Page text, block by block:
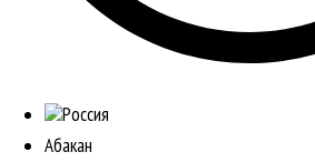
Россия
Абакан